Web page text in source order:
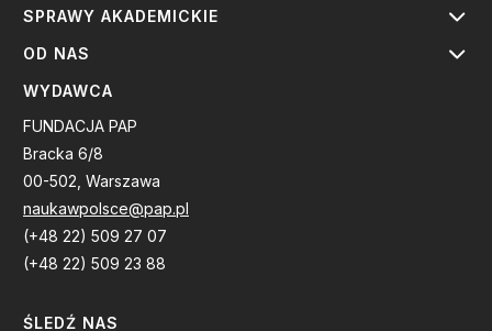
SPRAWY AKADEMICKIE
OD NAS
WYDAWCA
FUNDACJA PAP
Bracka 6/8
00-502, Warszawa
naukawpolsce@pap.pl
(+48 22) 509 27 07
(+48 22) 509 23 88
ŚLEDŹ NAS